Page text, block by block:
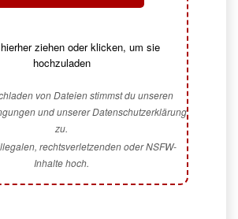
ziehen oder klicken, um sie
hochzuladen
von Dateien stimmst du unseren
und unserer Datenschutzerklärung
zu.
rechtsverletzenden oder NSFW-
Inhalte hoch.